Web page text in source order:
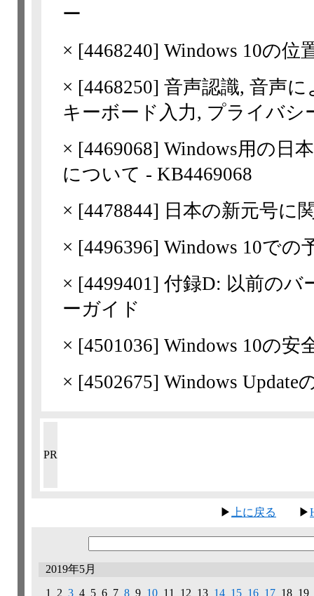
ー
× [4468240] Windows 10の位
× [4468250] 音声認識, 音声
キーボード入力, プライバシ
× [4469068] Windows用の日
について - KB4469068
× [4478844] 日本の新元号に
× [4496396] Windows 10での
× [4499401] 付録D: 以前のバ
ーガイド
× [4501036] Windows 10の安
× [4502675] Windows Update
PR
▶ 上に戻る ▶
2019年5月
1 2 3 4 5 6 7 8 9 10 11 12 13 14 15 16 17 18 19